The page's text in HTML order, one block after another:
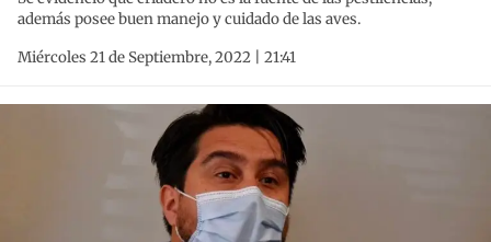
además posee buen manejo y cuidado de las aves.
Miércoles 21 de Septiembre, 2022 | 21:41